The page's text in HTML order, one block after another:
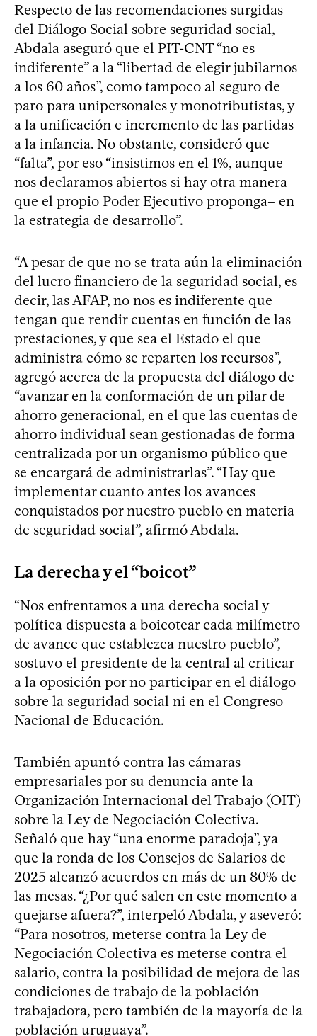
Respecto de las recomendaciones surgidas
del Diálogo Social sobre seguridad social,
Abdala aseguró que el PIT-CNT “no es
indiferente” a la “libertad de elegir jubilarnos
a los 60 años”, como tampoco al seguro de
paro para unipersonales y monotributistas, y
a la unificación e incremento de las partidas
a la infancia. No obstante, consideró que
“falta”, por eso “insistimos en el 1%, aunque
nos declaramos abiertos si hay otra manera –
que el propio Poder Ejecutivo proponga– en
la estrategia de desarrollo”.
“A pesar de que no se trata aún la eliminación
del lucro financiero de la seguridad social, es
decir, las AFAP, no nos es indiferente que
tengan que rendir cuentas en función de las
prestaciones, y que sea el Estado el que
administra cómo se reparten los recursos”,
agregó acerca de la propuesta del diálogo de
“avanzar en la conformación de un pilar de
ahorro generacional, en el que las cuentas de
ahorro individual sean gestionadas de forma
centralizada por un organismo público que
se encargará de administrarlas”. “Hay que
implementar cuanto antes los avances
conquistados por nuestro pueblo en materia
de seguridad social”, afirmó Abdala.
La derecha y el “boicot”
“Nos enfrentamos a una derecha social y
política dispuesta a boicotear cada milímetro
de avance que establezca nuestro pueblo”,
sostuvo el presidente de la central al criticar
a la oposición por no participar en el diálogo
sobre la seguridad social ni en el Congreso
Nacional de Educación.
También apuntó contra las cámaras
empresariales por su denuncia ante la
Organización Internacional del Trabajo (OIT)
sobre la Ley de Negociación Colectiva.
Señaló que hay “una enorme paradoja”, ya
que la ronda de los Consejos de Salarios de
2025 alcanzó acuerdos en más de un 80% de
las mesas. “¿Por qué salen en este momento a
quejarse afuera?”, interpeló Abdala, y aseveró:
“Para nosotros, meterse contra la Ley de
Negociación Colectiva es meterse contra el
salario, contra la posibilidad de mejora de las
condiciones de trabajo de la población
trabajadora, pero también de la mayoría de la
población uruguaya”.